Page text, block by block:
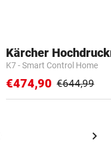
Kärcher
K7 - Smart Control Home
€474,90 €644,99
chevron_right